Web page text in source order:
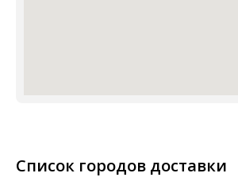
Список городов доставки